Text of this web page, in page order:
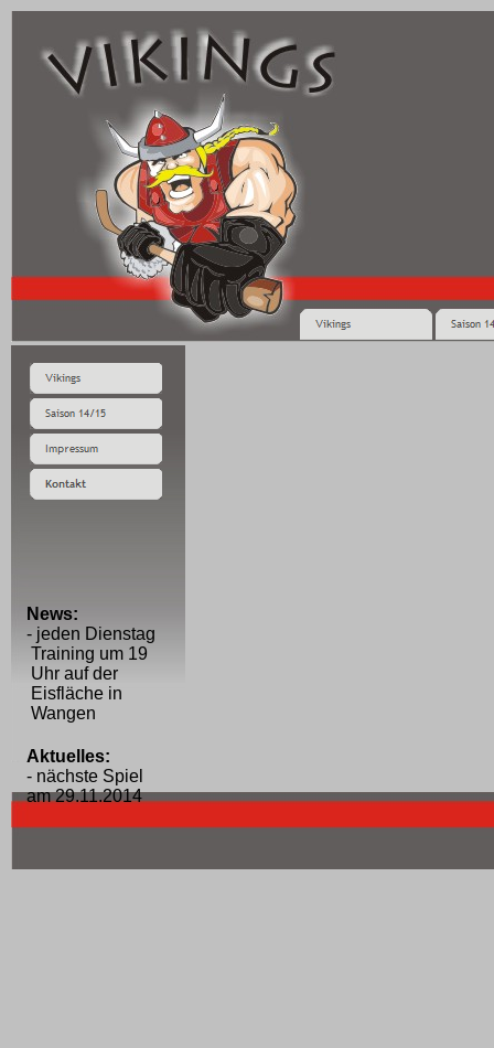
News:
- jeden Dienstag
Training um 19
Uhr auf der
Eisfläche in
Wangen
Aktuelles:
- nächste Spiel
am 29.11.2014